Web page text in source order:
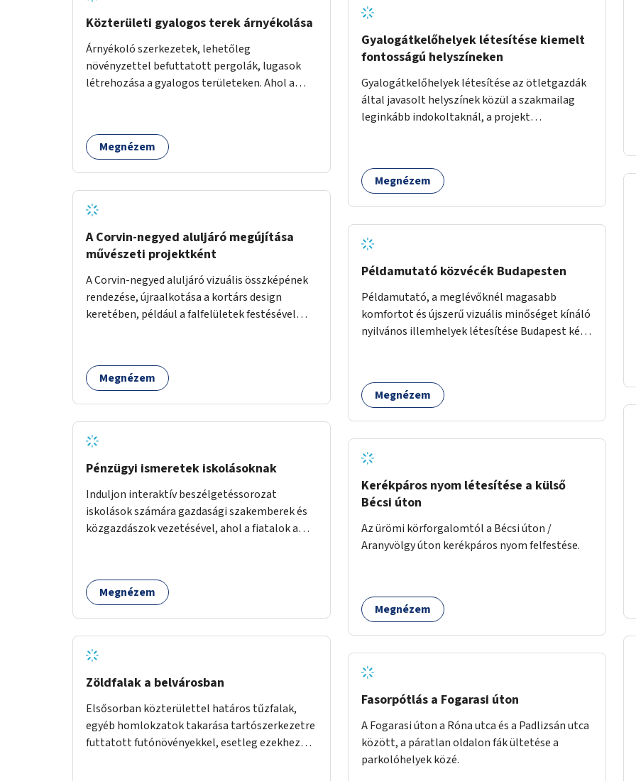
Közterületi gyalogos terek árnyékolása
Árnyékoló szerkezetek, lehetőleg
növényzettel befuttatott pergolák, lugasok
létrehozása a gyalogos területeken. Ahol a
legvégső megoldásként napvitorlák
felszerelése.
Megnézem
A Corvin-negyed aluljáró megújítása
művészeti projektként
A Corvin-negyed aluljáró vizuális összképének
rendezése, újraalkotása a kortárs design
keretében, például a falfelületek festésével
alkotásai, termékei jelenhetnének meg
alkalmat adva a bemutatkozásra, szélesebb
Megnézem
Pénzügyi ismeretek iskolásoknak
Induljon interaktív beszélgetéssorozat
iskolások számára gazdasági szakemberek és
közgazdászok vezetésével, ahol a fiatalok a
többalkalmas lenne, heti rendszerességgel
tartanák iskolai csoportok számára,
szervezést az Önkormányzat koordinálná, a
tematikát a szakemberek alakítanák ki, külön
figyelmet fordítva a hátrányos helyzetű
jelleggel indulna, több korosztály számára.
Megnézem
Zöldfalak a belvárosban
Elsősorban közterülettel határos tűzfalak,
egyéb homlokzatok takarása tartószerkezetre
futtatott futónövényekkel, esetleg ezekhez
Gyalogátkelőhelyek létesítése kiemelt
fontosságú helyszíneken
Gyalogátkelőhelyek létesítése az ötletgazdák
által javasolt helyszínek közül a szakmailag
leginkább indokoltaknál, a projekt
Megnézem
Példamutató közvécék Budapesten
Példamutató, a meglévőknél magasabb
komfortot és újszerű vizuális minőséget kínáló
nyilvános illemhelyek létesítése Budapest két
fenntartási konstrukció kidolgozása; egyéb
kapcsolt szolgáltatások (pl. ivókút,
Megnézem
Kerékpáros nyom létesítése a külső
Bécsi úton
Az ürömi körforgalomtól a Bécsi úton /
Aranyvölgy úton kerékpáros nyom felfestése.
Megnézem
Fasorpótlás a Fogarasi úton
A Fogarasi úton a Róna utca és a Padlizsán utca
között, a páratlan oldalon fák ültetése a
parkolóhelyek közé.